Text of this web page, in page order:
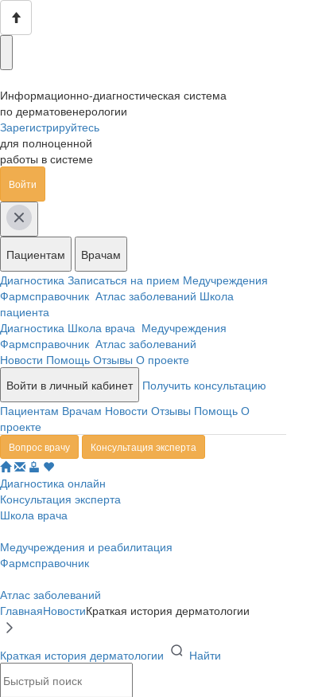
Информационно-диагностическая система
по дерматовенерологии
Зарегистрируйтесь
для полноценной
работы в системе
Войти
Пациентам
Врачам
Диагностика Записаться на прием Медучреждения
Фармсправочник Атлас заболеваний Школа
пациента
Диагностика Школа врача Медучреждения
Фармсправочник Атлас заболеваний
Новости Помощь Отзывы О проекте
Войти в личный кабинет
Получить консультацию
Пациентам Врачам Новости Отзывы Помощь О
проекте
Вопрос врачу Консультация эксперта
Диагностика онлайн
Консультация эксперта
Школа врача
Медучреждения и реабилитация
Фармсправочник
Атлас заболеваний
ГлавнаяНовостиКраткая история дерматологии
Краткая история дерматологии Найти